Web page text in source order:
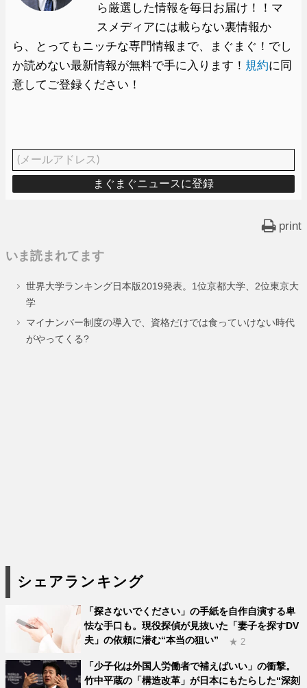
ら厳選した情報を毎日お届け！！マ
スメディアには載らない裏情報か
ら、とってもニッチな専門情報まで、まぐまぐ！でし
か読めない最新情報が無料で手に入ります！ 規約に同
意してご登録ください！
print
いま読まれてます
世界大学ランキング日本版2019発表。1位京都大学、2位東京大
学
マイナンバー制度の導入で、資格だけでは食っていけない時代
がやってくる?
シェアランキング
「探さないでください」の手紙を自作自演する卑
怯な手口も。現役探偵が見抜いた「妻子を探すDV
夫」の依頼に潜む“本当の狙い”
★ 2
「少子化は外国人労働者で補えばいい」の衝撃。
竹中平蔵の「構造改革」が日本にもたらした“深刻